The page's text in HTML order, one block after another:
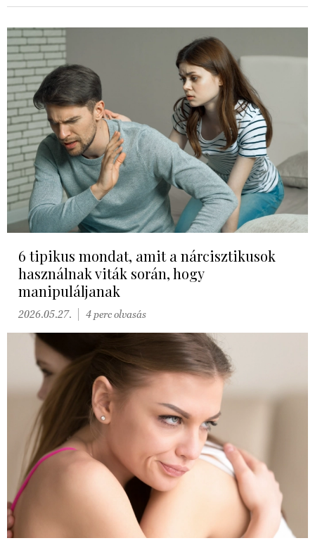
6 tipikus mondat, amit a nárcisztikusok
használnak viták során, hogy
manipuláljanak
2026.05.27. 4 perc olvasás